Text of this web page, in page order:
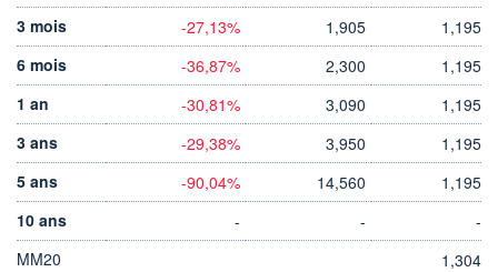
3 mois
-27,13% 1,905
1,195
6 mois
-36,87% 2,300
1,195
1 an
-30,81% 3,090
1,195
3 ans
-29,38% 3,950
1,195
5 ans
-90,04% 14,560
1,195
10 ans
- -
-
MM20
1,304